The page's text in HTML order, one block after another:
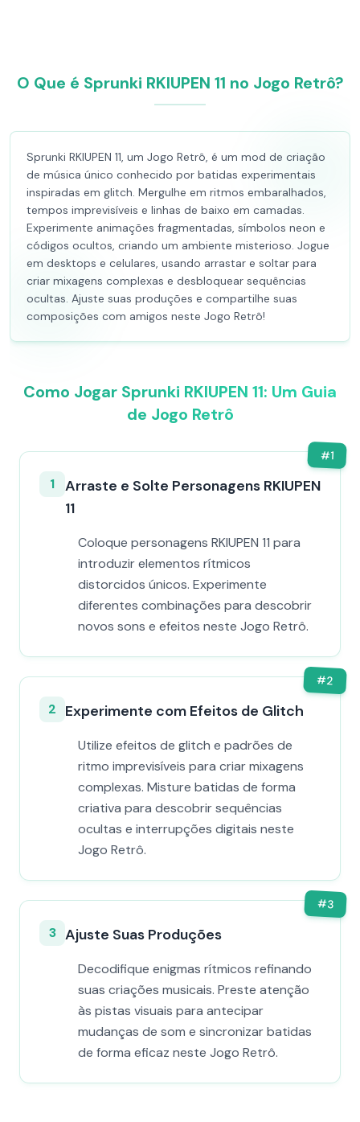
O Que é Sprunki RKIUPEN 11 no Jogo Retrô?
Sprunki RKIUPEN 11, um Jogo Retrô, é um mod de criação
de música único conhecido por batidas experimentais
inspiradas em glitch. Mergulhe em ritmos embaralhados,
tempos imprevisíveis e linhas de baixo em camadas.
Experimente animações fragmentadas, símbolos neon e
códigos ocultos, criando um ambiente misterioso. Jogue
em desktops e celulares, usando arrastar e soltar para
criar mixagens complexas e desbloquear sequências
ocultas. Ajuste suas produções e compartilhe suas
composições com amigos neste Jogo Retrô!
Como Jogar Sprunki RKIUPEN 11: Um Guia
de Jogo Retrô
#1
1
Arraste e Solte Personagens RKIUPEN
11
Coloque personagens RKIUPEN 11 para
introduzir elementos rítmicos
distorcidos únicos. Experimente
diferentes combinações para descobrir
novos sons e efeitos neste Jogo Retrô.
#2
2 Experimente com Efeitos de Glitch
Utilize efeitos de glitch e padrões de
ritmo imprevisíveis para criar mixagens
complexas. Misture batidas de forma
criativa para descobrir sequências
ocultas e interrupções digitais neste
Jogo Retrô.
#3
3 Ajuste Suas Produções
Decodifique enigmas rítmicos refinando
suas criações musicais. Preste atenção
às pistas visuais para antecipar
mudanças de som e sincronizar batidas
de forma eficaz neste Jogo Retrô.